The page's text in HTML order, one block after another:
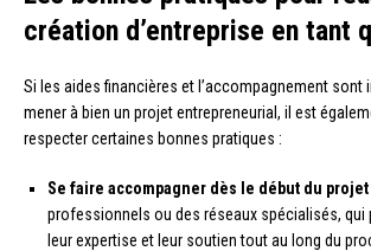
création d’entreprise en tant
Si les aides financières et l’accompagnement sont
mener à bien un projet entrepreneurial, il est
respecter certaines bonnes pratiques :
Se faire accompagner dès le début du projet
professionnels ou des réseaux spécialisés, qui
leur expertise et leur soutien tout au long du